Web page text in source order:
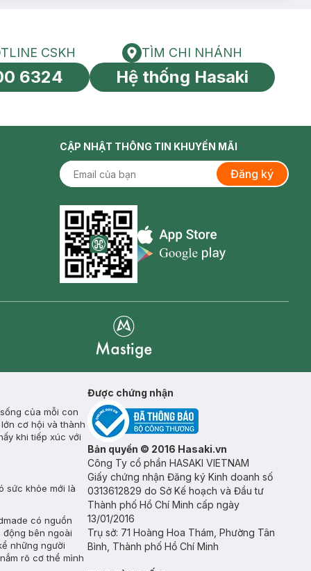
toàn cầu
HOTLINE CSKH
CSKH
6324
Tìm chi nhánh
TÌM CHI NHÁNH
Hệ thống Hasaki
CẬP NHẬT THÔNG TIN KHUYẾN MÃI
Đăng ký
Appstore icon
của mỗi con
cơ hội và thành
khi tiếp xúc với
sức khỏe mới là
có nguồn
bên ngoài
những người
rõ cơ thể mình
Được chứng nhận
Bản quyền © 2016 Hasaki.vn
Công Ty cổ phần HASAKI VIETNAM
Giấy chứng nhận Đăng ký Kinh doanh số
0313612829 do Sở Kế hoạch và Đầu tư
Thành phố Hồ Chí Minh cấp ngày
13/01/2016
Trụ sở: 71 Hoàng Hoa Thám, Phường Tân
Bình, Thành phố Hồ Chí Minh